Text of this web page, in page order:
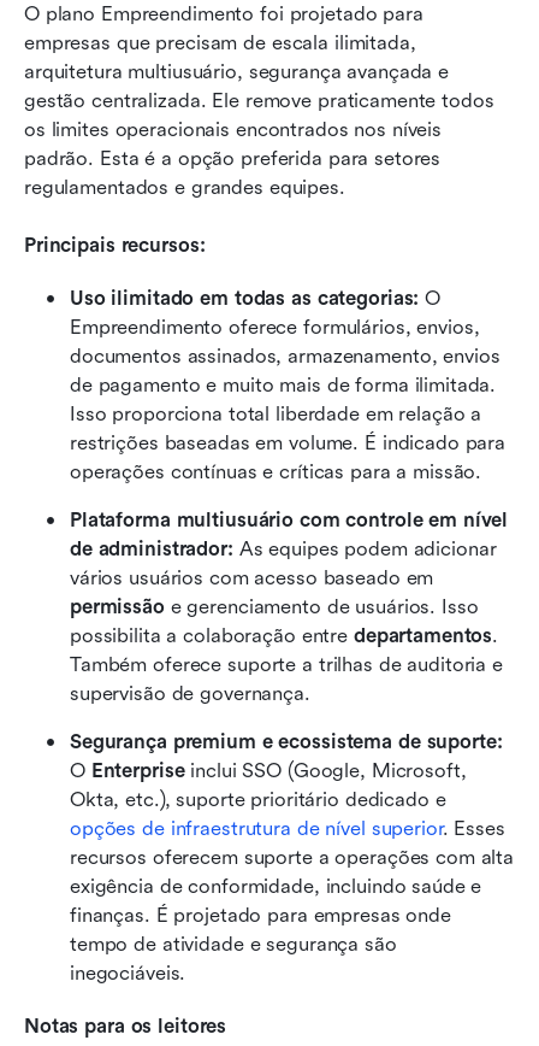
O plano Empreendimento foi projetado para
empresas que precisam de escala ilimitada,
arquitetura multiusuário, segurança avançada e
gestão centralizada. Ele remove praticamente todos
os limites operacionais encontrados nos níveis
padrão. Esta é a opção preferida para setores
regulamentados e grandes equipes.
Principais recursos:
Uso ilimitado em todas as categorias: O
Empreendimento oferece formulários, envios,
documentos assinados, armazenamento, envios
de pagamento e muito mais de forma ilimitada.
Isso proporciona total liberdade em relação a
restrições baseadas em volume. É indicado para
operações contínuas e críticas para a missão.
Plataforma multiusuário com controle em nível
de administrador: As equipes podem adicionar
permissão e gerenciamento de usuários. Isso
possibilita a colaboração entre departamentos.
Também oferece suporte a trilhas de auditoria e
supervisão de governança.
O Enterprise inclui SSO (Google, Microsoft,
Okta, etc.), suporte prioritário dedicado e
opções de infraestrutura de nível superior. Esses
recursos oferecem suporte a operações com alta
exigência de conformidade, incluindo saúde e
finanças. É projetado para empresas onde
tempo de atividade e segurança são
inegociáveis.
Notas para os leitores